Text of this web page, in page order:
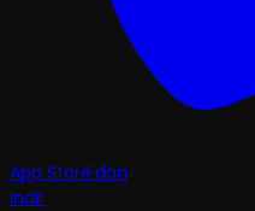
App Store'dan
İndir